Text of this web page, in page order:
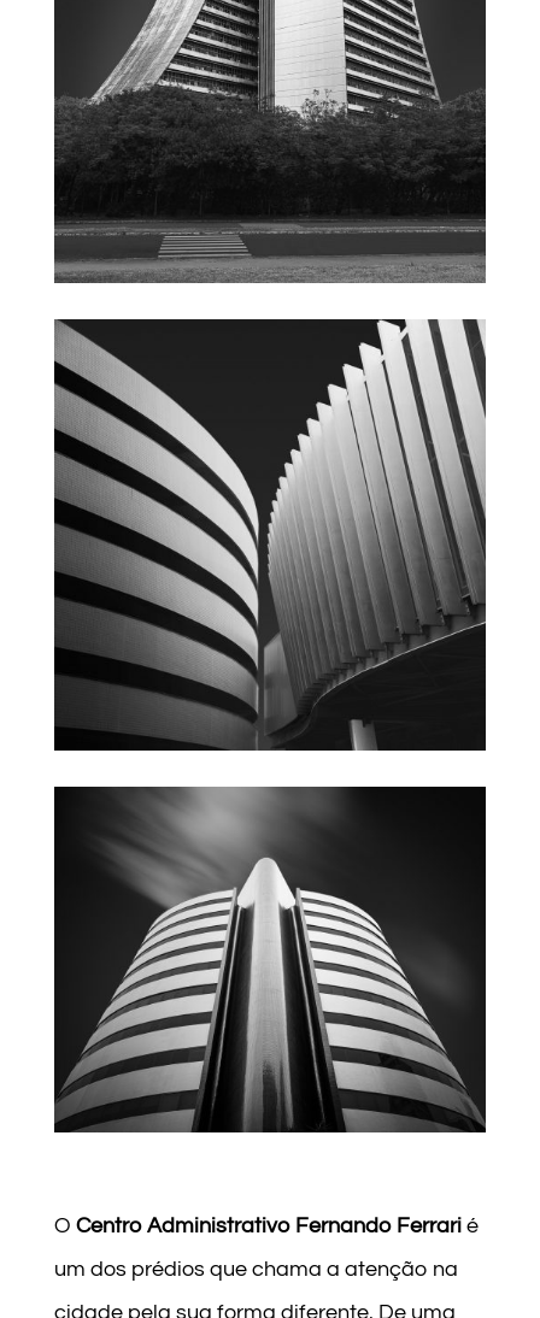
O Centro Administrativo Fernando Ferrarié
um dos prédios que chama a atenção na
cidade pela sua forma diferente. De uma